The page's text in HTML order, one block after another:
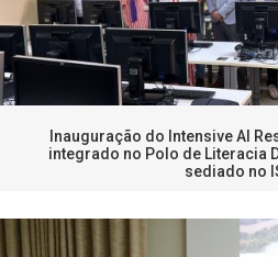
Inauguração do Intensive AI
integrado no Polo de Literacia
sediado no